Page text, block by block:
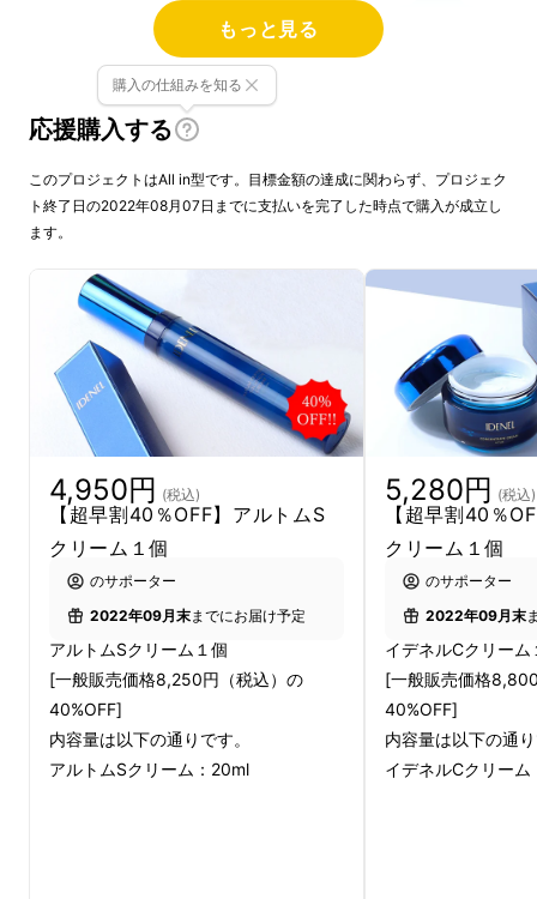
スキンケアを行っているつもりでもあまり変化
が見られないことがあります。
これらのお悩みをアルトムペ
プチドで解決！
もっと見る
応援購入する
購入の仕組みを知る
このプロジェクトはAll in型です。目標金額の達成に関わらず、プロジェク
ト終了日の2022年08月07日までに支払いを完了した時点で購入が成立し
ます。
4,950円 (税込)
【超早割40％OFF】アルトムS
クリーム１個
のサポーター
2022年09月末までにお届け予定
アルトムSクリーム１個
[一般販売価格8,250円（税込）の
40%OFF]
内容量は以下の通りです。
アルトムSクリーム：20ml
5,280円 (税込)
【超早割40％
クリーム１個
のサポーター
2022年09月末
イデネルCクリーム
[一般販売価格
40%OFF]
内容量は以下の通
イデネルCクリー